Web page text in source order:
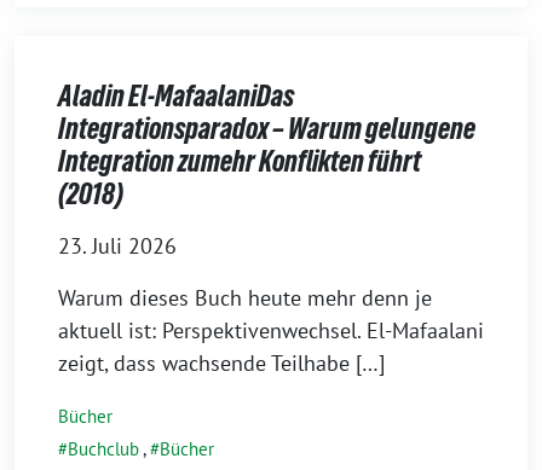
Aladin El-MafaalaniDas
Integrationsparadox – Warum gelungene
Integration zumehr Konflikten führt
(2018)
23. Juli 2026
Warum dieses Buch heute mehr denn je
aktuell ist: Perspektivenwechsel. El-Mafaalani
zeigt, dass wachsende Teilhabe […]
Bücher
Buchclub, Bücher